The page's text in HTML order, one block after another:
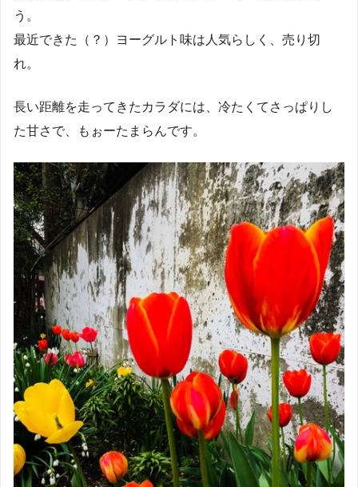
う。
最近できた（？）ヨーグルト味は人気らしく、売り切
れ。
長い距離を走ってきたカラダには、冷たくてさっぱりし
た甘さで、もぉーたまらんです。